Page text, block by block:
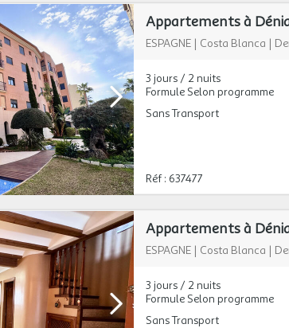
Appartements à
ESPAGNE | Costa Blanca |
3 jours / 2 nuits
Formule Selon programme
Sans Transport
Réf : 637477
Appartements à
ESPAGNE | Costa Blanca |
3 jours / 2 nuits
Formule Selon programme
Sans Transport